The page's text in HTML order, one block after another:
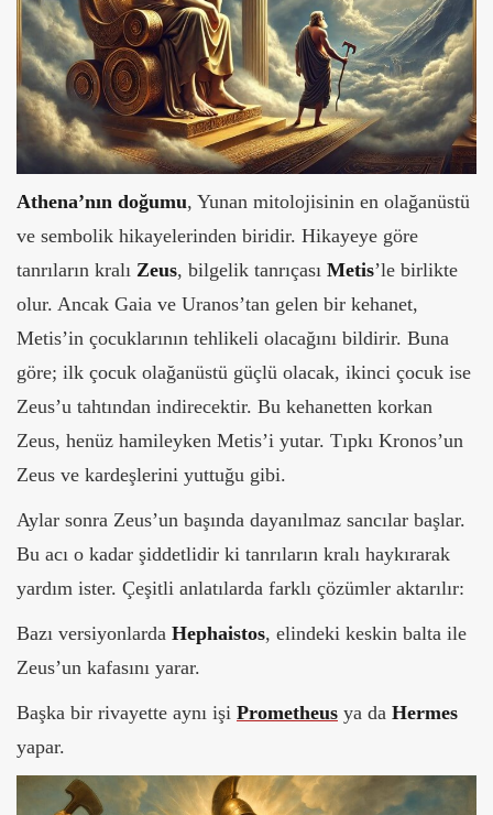
Athena’nın doğumu, Yunan mitolojisinin en olağanüstü
ve sembolik hikayelerinden biridir. Hikayeye göre
tanrıların kralı Zeus, bilgelik tanrıçası Metis’le birlikte
olur. Ancak Gaia ve Uranos’tan gelen bir kehanet,
Metis’in çocuklarının tehlikeli olacağını bildirir. Buna
göre; ilk çocuk olağanüstü güçlü olacak, ikinci çocuk ise
Zeus’u tahtından indirecektir. Bu kehanetten korkan
Zeus, henüz hamileyken Metis’i yutar. Tıpkı Kronos’un
Zeus ve kardeşlerini yuttuğu gibi.
Aylar sonra Zeus’un başında dayanılmaz sancılar başlar.
Bu acı o kadar şiddetlidir ki tanrıların kralı haykırarak
yardım ister. Çeşitli anlatılarda farklı çözümler aktarılır:
Bazı versiyonlarda Hephaistos, elindeki keskin balta ile
Zeus’un kafasını yarar.
Başka bir rivayette aynı işi Prometheus ya da Hermes
yapar.